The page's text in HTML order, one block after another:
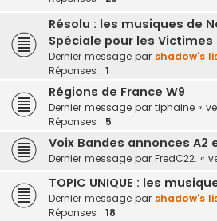
Résolu : les musiques de
Spéciale pour les Victimes
Dernier message par shadow's
Réponses : 1
Régions de France W9
Dernier message par tiphaine «
Réponses : 5
Voix Bandes annonces A2
Dernier message par FredC22. «
TOPIC UNIQUE : les
Dernier message par shadow's
Réponses : 18